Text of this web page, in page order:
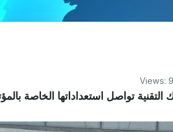
Views:
تواصل استعداداتها الخاصة